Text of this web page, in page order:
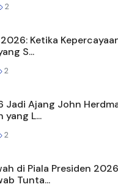
2
Ketika
S...
2
Jadi Ajang John
yang L...
2
di Piala Presiden
Tunta...